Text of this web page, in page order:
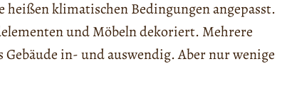
heißen klimatischen Bedingungen angepasst.
und Möbeln dekoriert. Mehrere
in- und auswendig. Aber nur wenige